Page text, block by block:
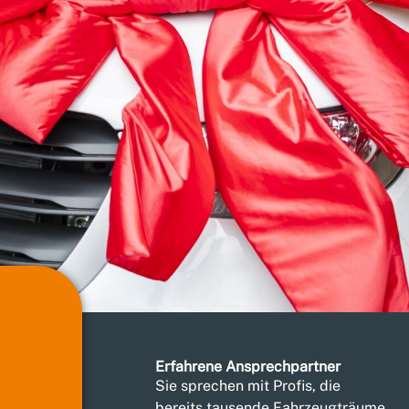
– so
Erfahrene Ansprechpartner
Sie sprechen mit Profis, die